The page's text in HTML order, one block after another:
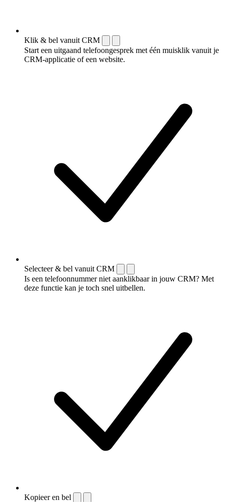
Klik & bel vanuit CRM
Start een uitgaand telefoongesprek met één muisklik vanuit je
CRM-applicatie of een website.
Selecteer & bel vanuit CRM
Is een telefoonnummer niet aanklikbaar in jouw CRM? Met
deze functie kan je toch snel uitbellen.
Kopieer en bel